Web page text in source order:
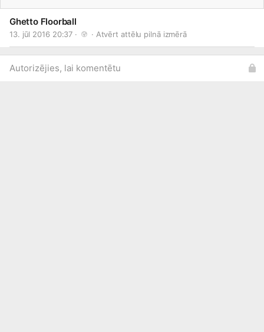
Ghetto Floorball
13. jūl 2016 20:37 · · Atvērt attēlu pilnā izmērā
Autorizējies, lai komentētu